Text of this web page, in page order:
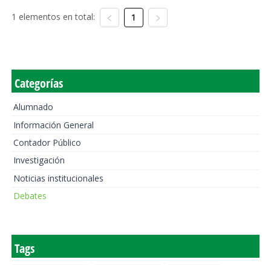
1 elementos en total: 1
Categorías
Alumnado
Información General
Contador Público
Investigación
Noticias institucionales
Debates
Tags